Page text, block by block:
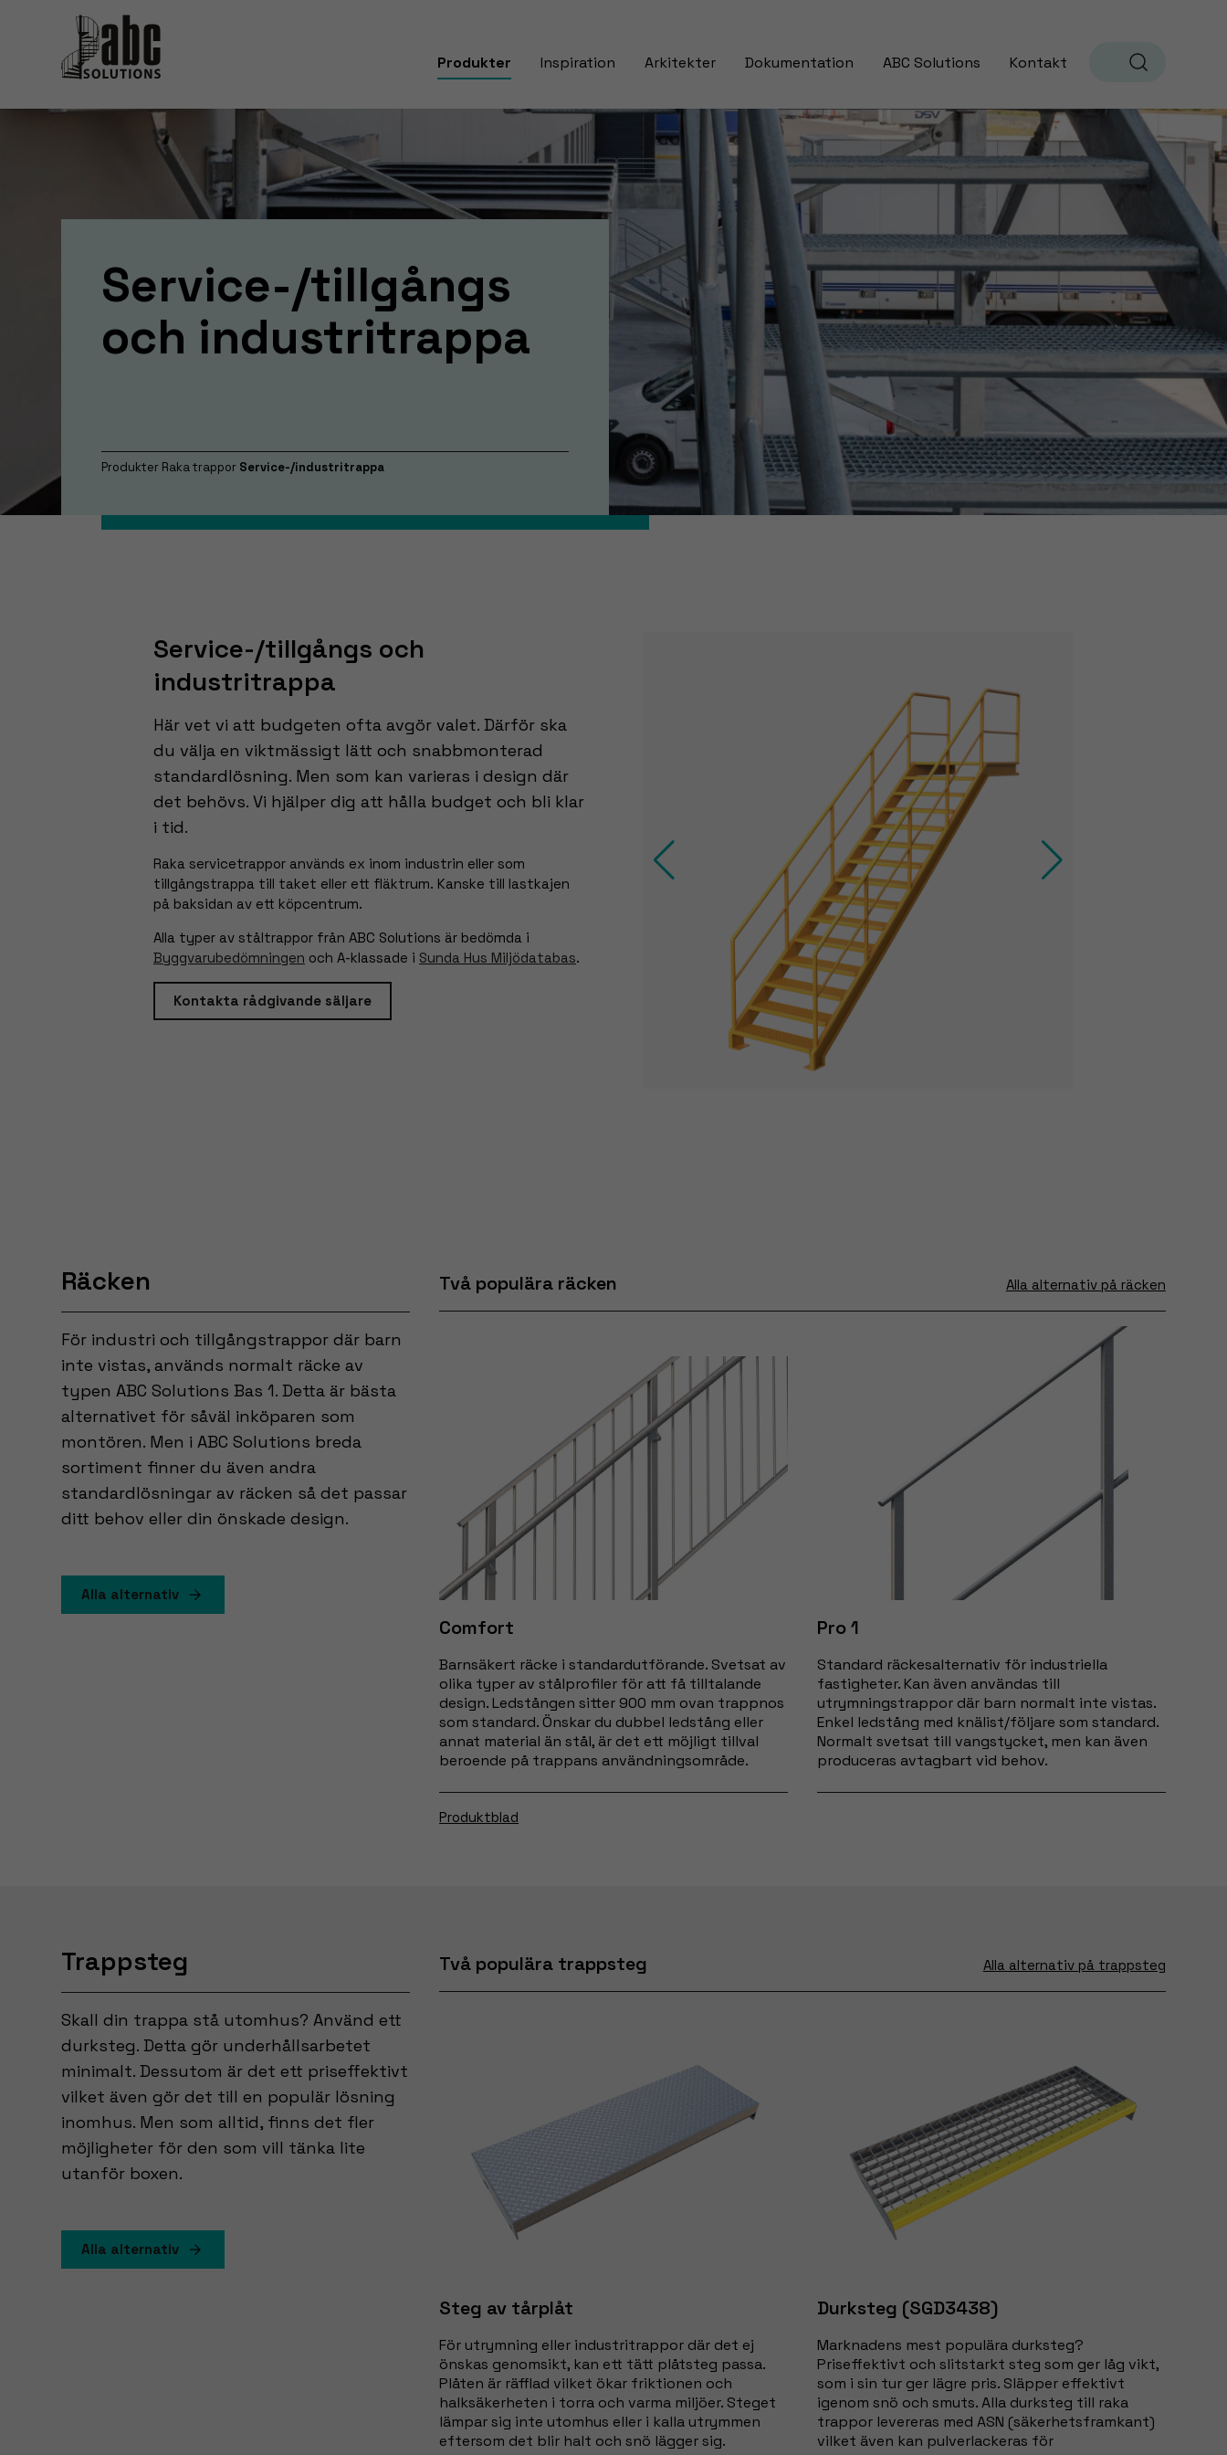
Produkter Inspiration Arkitekter Dokumentation ABC Solutions
Kontakt
Service-/tillgångs
och industritrappa
Produkter Raka trappor Service-/industritrappa
Service-/tillgångs och
industritrappa
Här vet vi att budgeten ofta avgör valet. Därför ska
du välja en viktmässigt lätt och snabbmonterad
standardlösning. Men som kan varieras i design där
det behövs. Vi hjälper dig att hålla budget och bli klar
i tid.
Raka servicetrappor används ex inom industrin eller som
tillgångstrappa till taket eller ett fläktrum. Kanske till lastkajen
på baksidan av ett köpcentrum.
Alla typer av ståltrappor från ABC Solutions är bedömda i
Byggvarubedömningen och A-klassade i Sunda Hus Miljödatabas.
Kontakta rådgivande säljare
Räcken
För industri och tillgångstrappor där barn
inte vistas, används normalt räcke av
typen ABC Solutions Bas 1. Detta är bästa
alternativet för såväl inköparen som
montören. Men i ABC Solutions breda
sortiment finner du även andra
standardlösningar av räcken så det passar
ditt behov eller din önskade design.
Alla alternativ
Två populära räcken Alla alternativ på räcken
Comfort
Barnsäkert räcke i standardutförande. Svetsat av
olika typer av stålprofiler för att få tilltalande
design. Ledstången sitter 900 mm ovan trappnos
som standard. Önskar du dubbel ledstång eller
annat material än stål, är det ett möjligt tillval
beroende på trappans användningsområde.
Produktblad
Pro 1
Standard räckesalternativ för industriella
fastigheter. Kan även användas till
utrymningstrappor där barn normalt inte vistas.
Enkel ledstång med knälist/följare som standard.
Normalt svetsat till vangstycket, men kan även
produceras avtagbart vid behov.
Trappsteg
Skall din trappa stå utomhus? Använd ett
durksteg. Detta gör underhållsarbetet
minimalt. Dessutom är det ett priseffektivt
vilket även gör det till en populär lösning
inomhus. Men som alltid, finns det fler
möjligheter för den som vill tänka lite
utanför boxen.
Alla alternativ
Två populära trappsteg Alla alternativ på trappsteg
Steg av tårplåt
För utrymning eller industritrappor där det ej
önskas genomsikt, kan ett tätt plåtsteg passa.
Plåten är räfflad vilket ökar friktionen och
halksäkerheten i torra och varma miljöer. Steget
lämpar sig inte utomhus eller i kalla utrymmen
eftersom det blir halt och snö lägger sig.
Durksteg (SGD3438)
Marknadens mest populära durksteg?
Priseffektivt och slitstarkt steg som ger låg vikt,
som i sin tur ger lägre pris. Släpper effektivt
igenom snö och smuts. Alla durksteg till raka
trappor levereras med ASN (säkerhetsframkant)
vilket även kan pulverlackeras för